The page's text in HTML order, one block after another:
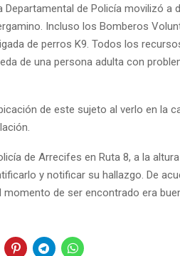
de Policía movilizó a
Incluso los Bomberos
de perros K9. Todos los
de una persona adulta con
de este sujeto al verlo en la
de Arrecifes en Ruta 8, a la
y notificar su hallazgo. De
de ser encontrado era